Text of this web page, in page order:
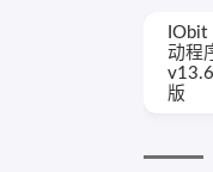
IObit
动程
版